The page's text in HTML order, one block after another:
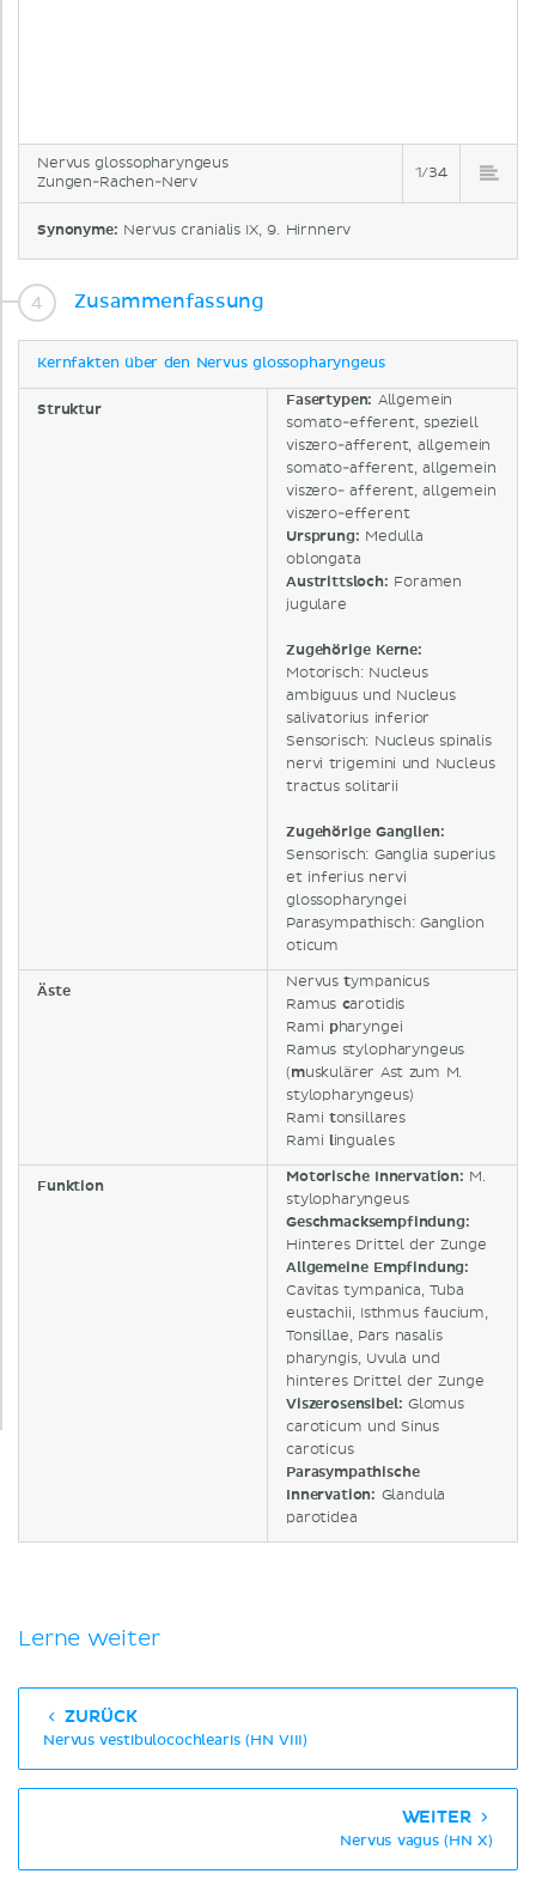
Nervus glossopharyngeus
Zungen-Rachen-Nerv
1/34
Synonyme: Nervus cranialis IX, 9. Hirnnerv
Zusammenfassung
Kernfakten über den Nervus glossopharyngeus
Struktur
Fasertypen: Allgemein
somato-efferent, speziell
viszero-afferent, allgemein
somato-afferent, allgemein
viszero- afferent, allgemein
viszero-efferent
Ursprung: Medulla
oblongata
Austrittsloch: Foramen
jugulare
Zugehörige Kerne:
Motorisch: Nucleus
ambiguus und Nucleus
salivatorius inferior
Sensorisch: Nucleus spinalis
nervi trigemini und Nucleus
tractus solitarii
Zugehörige Ganglien:
Sensorisch: Ganglia superius
et inferius nervi
glossopharyngei
Parasympathisch: Ganglion
oticum
Äste
Nervustympanicus
Ramus carotidis
Rami pharyngei
Ramus stylopharyngeus
(muskulärer Ast zum M.
stylopharyngeus)
Rami tonsillares
Rami linguales
Funktion
Motorische Innervation: M.
stylopharyngeus
Geschmacksempfindung:
Hinteres Drittel der Zunge
Allgemeine Empfindung:
Cavitas tympanica, Tuba
eustachii, Isthmus faucium,
Tonsillae, Pars nasalis
pharyngis, Uvula und
hinteres Drittel der Zunge
Viszerosensibel: Glomus
caroticum und Sinus
caroticus
Parasympathische
Innervation: Glandula
parotidea
Lerne weiter
ZURÜCK
Nervus vestibulocochlearis (HN VIII)
WEITER
Nervus vagus (HN X)